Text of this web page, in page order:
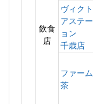
飲食
店
ヴィク
アステ
ョン
千歳店
ファー
茶